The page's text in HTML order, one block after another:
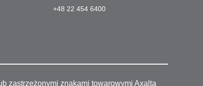
+48 22 454 6400
zastrzeżonymi znakami towarowymi Axalta